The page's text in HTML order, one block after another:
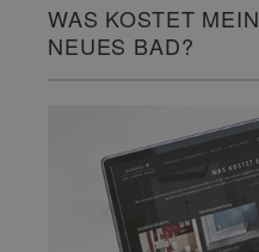
WAS KOSTET MEIN
NEUES BAD?